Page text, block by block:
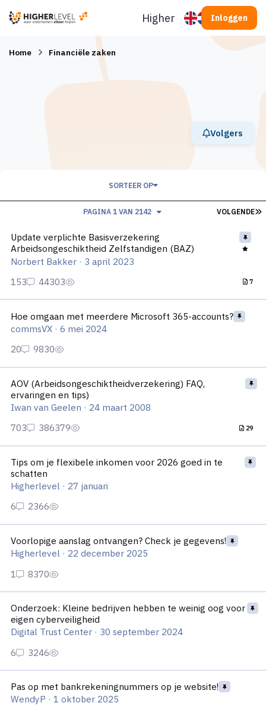
Higherlevel Inloggen
Home Financiële zaken
Volgers
VOLGENDE
PAGINA 1 VAN 2142
SORTEER OP
Update verplichte Basisverzekering
Arbeidsongeschiktheid Zelfstandigen (BAZ)
7
Norbert Bakker · 3 april 2023
Hoe omgaan met meerdere Microsoft 365-accounts?
commsVX ·6 mei 2024
AOV (Arbeidsongeschiktheidverzekering) FAQ,
ervaringen en tips)
29
Iwan van Geelen · 24 maart 2008
Tips om je flexibele inkomen voor 2026 goed in te
schatten
Higherlevel · 27 januari
Voorlopige aanslag ontvangen? Check je gegevens!
Higherlevel · 22 december 2025
Onderzoek: Kleine bedrijven hebben te weinig oog voor
eigen cyberveiligheid
Digital Trust Center · 30 september 2024
Pas op met bankrekeningnummers op je website!
WendyP ·1 oktober 2025